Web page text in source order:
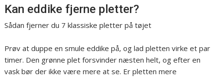
Kan eddike fjerne pletter?
Sådan fjerner du 7 klassiske pletter på tøjet
Prøv at duppe en smule eddike på, og lad pletten virke et par
timer. Den grønne plet forsvinder næsten helt, og efter en
vask bør der ikke være mere at se. Er pletten mere